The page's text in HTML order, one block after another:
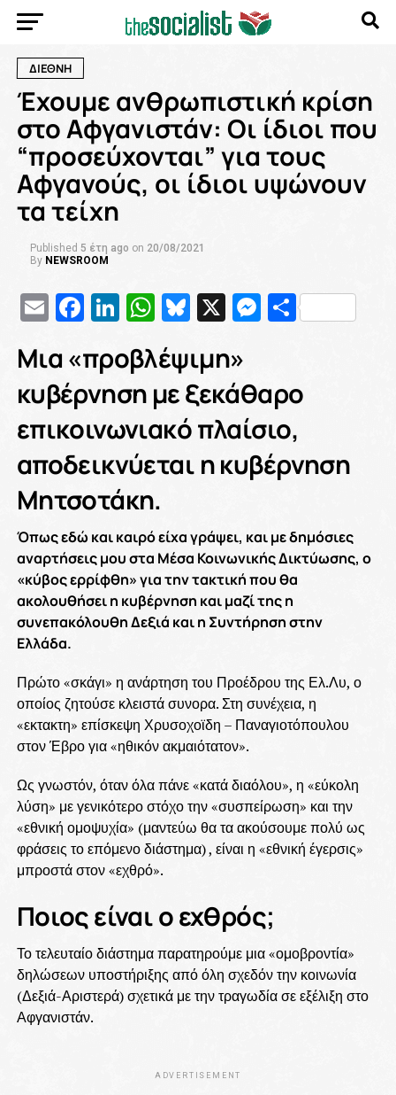
ΔΙΕΘΝΗ
Έχουμε ανθρωπιστική κρίση
στο Αφγανιστάν: Οι ίδιοι που
“προσεύχονται” για τους
Αφγανούς, οι ίδιοι υψώνουν
τα τείχη
Published 5 έτη ago on 20/08/2021
By NEWSROOM
EmailFacebook
LinkedIn
WhatsApp
Bluesky
X
Mια «προβλέψιμη»
κυβέρνηση με ξεκάθαρο
επικοινωνιακό πλαίσιο,
αποδεικνύεται η κυβέρνηση
Μητσοτάκη.
Όπως εδώ και καιρό είχα γράψει, και με δημόσιες
αναρτήσεις μου στα Μέσα Κοινωνικής Δικτύωσης, ο
«κύβος ερρίφθη» για την τακτική που θα
ακολουθήσει η κυβέρνηση και μαζί της η
συνεπακόλουθη Δεξιά και η Συντήρηση στην
Ελλάδα.
Πρώτο «σκάγι» η ανάρτηση του Προέδρου της Ελ.Λυ, ο
οποίος ζητούσε κλειστά συνορα. Στη συνέχεια, η
«εκτακτη» επίσκεψη Χρυσοχοϊδη – Παναγιοτόπουλου
στον Έβρο για «ηθικόν ακμαιότατον».
Ως γνωστόν, όταν όλα πάνε «κατά διαόλου», η «εύκολη
λύση» με γενικότερο στόχο την «συσπείρωση» και την
«εθνική ομοψυχία» (μαντεύω θα τα ακούσουμε πολύ ως
φράσεις το επόμενο διάστημα) , είναι η «εθνική έγερσις»
μπροστά στον «εχθρό».
Ποιος είναι ο εχθρός;
Το τελευταίο διάστημα παρατηρούμε μια «ομοβροντία»
δηλώσεων υποστήριξης από όλη σχεδόν την κοινωνία
(Δεξιά-Αριστερά) σχετικά με την τραγωδία σε εξέλιξη στο
Αφγανιστάν.
ADVERTISEMENT